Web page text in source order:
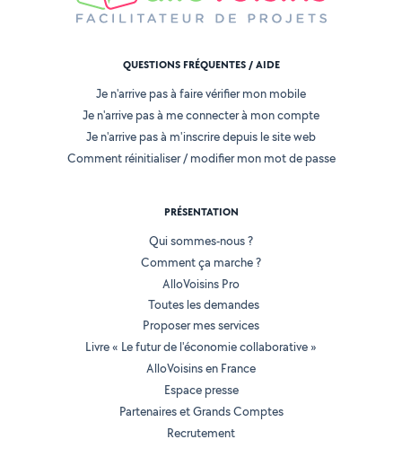
QUESTIONS FRÉQUENTES / AIDE
Je n'arrive pas à faire vérifier mon mobile
Je n'arrive pas à me connecter à mon compte
Je n'arrive pas à m'inscrire depuis le site web
Comment réinitialiser / modifier mon mot de passe
PRÉSENTATION
Qui sommes-nous ?
Comment ça marche ?
AlloVoisins Pro
Toutes les demandes
Proposer mes services
Livre « Le futur de l'économie collaborative »
AlloVoisins en France
Espace presse
Partenaires et Grands Comptes
Recrutement